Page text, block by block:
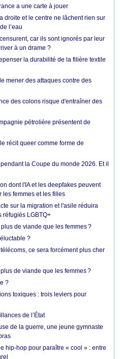
a une carte à jouer
droite et le centre ne lâchent rien sur
l’eau
car ils sont ignorés par leur
à un drame ?
la durabilité de la filière textile
mener des attaques contre des
des colons risque d'entraîner des
pétrolière présentent de
récit queer comme forme de
la Coupe du monde 2026. Et il
dont l'IA et les deepfakes peuvent
les femmes et les filles
sur la migration et l'asile réduira
réfugiés LGBTQ+
de viande que les femmes ?
?
ce sera forcément plus cher
de viande que les femmes ?
?
toxiques : trois leviers pour
de l’État
de la guerre, une jeune gymnaste
hip-hop pour paraître « cool » : entre